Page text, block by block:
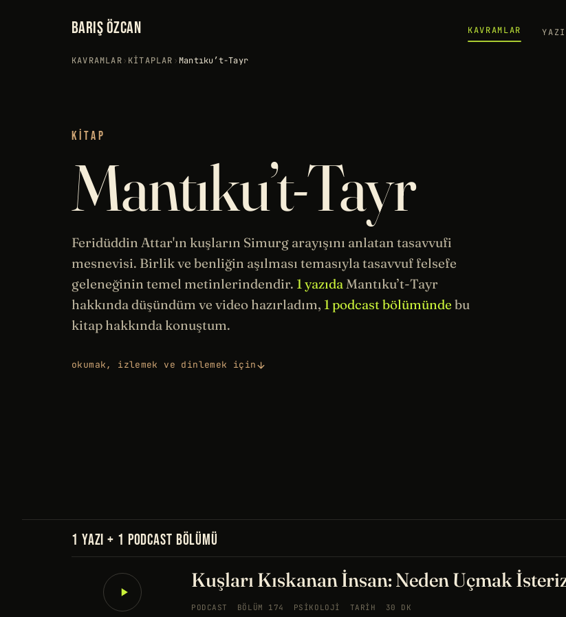
BARIŞ ÖZCAN KAVRAMLAR
KAVRAMLAR› KITAPLAR › Mantıku’t-Tayr
KITAP
Mantıku’t-Tayr
Feridüddin Attar'ın kuşların Simurg arayışını anlatan tasavvufi
mesnevisi. Birlik ve benliğin aşılması temasıyla tasavvuf felsefe
geleneğinin temel metinlerindendir. 1 yazıdaMantıku’t-Tayr
hakkında düşündüm ve video hazırladım, 1 podcast bölümünde bu
kitap hakkında konuştum.
okumak, izlemek ve dinlemek için
1 YAZI + 1 PODCAST BÖLÜMÜ
Kuşları Kıskanan İnsan: Neden Uçmak
PODCAST BÖLÜM 174 PSIKOLOJI TARIH 30 DK